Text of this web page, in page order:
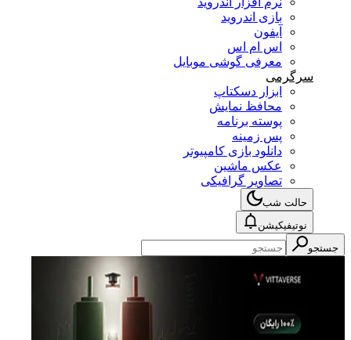
بازی اندروید
آیفون
اس ام اس
معرفی گوشی موبایل
سرگرمی
ابزار دسکتاپ
محافظ نمایش
پوسته برنامه
پس زمینه
دانلود بازی کامپیوتر
عکس ماشین
تصاویر گرافیکی
حالت شب
نوتیفیکیشن
جستجو